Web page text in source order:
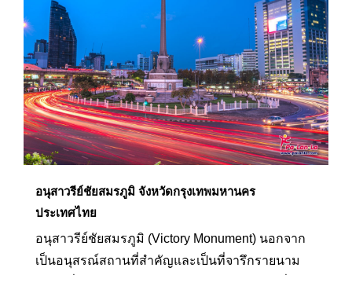
เช็คลิสท์สำหรับการท่องเที่ยวในวันหยุดที่จะถึงนี้กัน
อนุสาวรีย์ชัยสมรภูมิ จังหวัดกรุงเทพมหานคร
ประเทศไทย
อนุสาวรีย์ชัยสมรภูมิ (Victory Monument) นอกจาก
เป็นอนุสรณ์สถานที่สำคัญและเป็นที่จารึกรายนาม